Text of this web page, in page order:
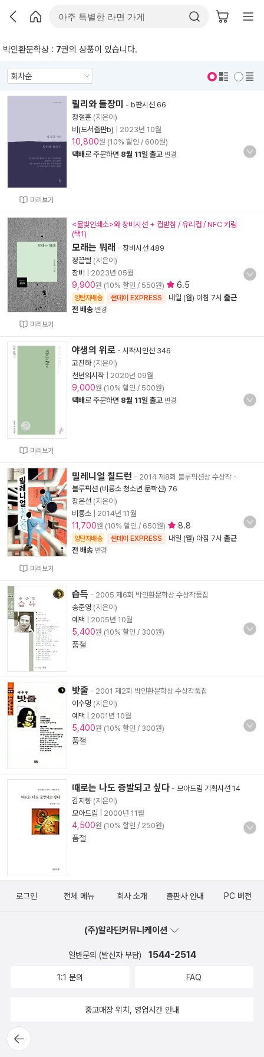
박인환문학상 : 7권의 상품이 있습니다.
미리보기
릴리와 들장미 - b판시선 66
정철훈 (지은이)
비(도서출판b)
2023년 10월
10,800원 (10% 할인 / 600원)
택배로 주문하면 8월 11일 출고 변경
미리보기
<물빛인쇄소>와 창비시선 + 컵받침 / 유리컵 / NFC 키링
(택1)
모래는 뭐래 - 창비시선 489
정끝별 (지은이)
창비
2023년 05월
9,900원 (10% 할인 / 550원) 6.5
양탄자배송 썬데이 EXPRESS 내일 (월) 아침 7시 출근
전 배송 변경
미리보기
야생의 위로 - 시작시인선 346
고진하(지은이)
천년의시작
2020년 09월
9,000원 (10% 할인 / 500원)
택배로 주문하면 8월 11일 출고 변경
미리보기
밀레니얼 칠드런 - 2014 제8회 블루픽션상 수상작 -
블루픽션 (비룡소 청소년 문학선) 76
장은선 (지은이)
비룡소
2014년 11월
11,700원 (10% 할인 / 650원) 8.8
양탄자배송 썬데이 EXPRESS 내일 (월) 아침 7시 출근
전 배송 변경
습득 - 2005 제6회 박인환문학상 수상작품집
송준영 (지은이)
예맥
2005년 10월
5,400원 (10% 할인 / 300원)
품절
밧줄 - 2001 제2회 박인환문학상 수상작품집
이수명 (지은이)
예맥
2001년 10월
5,400원 (10% 할인 / 300원)
품절
때로는 나도 증발되고 싶다 - 모아드림 기획시선 14
김지향 (지은이)
모아드림
2000년 11월
4,500원 (10% 할인 / 250원)
품절
뒤로가
기
로그인 전체 메뉴 회사 소개 출판사 안내 PC 버전
(주)알라딘커뮤니케이션
일반문의 (발신자 부담) 1544-2514
1:1 문의 FAQ
중고매장 위치, 영업시간 안내